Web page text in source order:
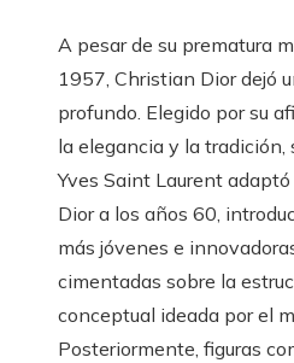
A pesar de su prematura
1957, Christian Dior dejó
profundo. Elegido por su
la elegancia y la tradición,
Yves Saint Laurent
Dior a los años 60,
más jóvenes e
cimentadas sobre la
conceptual ideada por el
Posteriormente, figuras